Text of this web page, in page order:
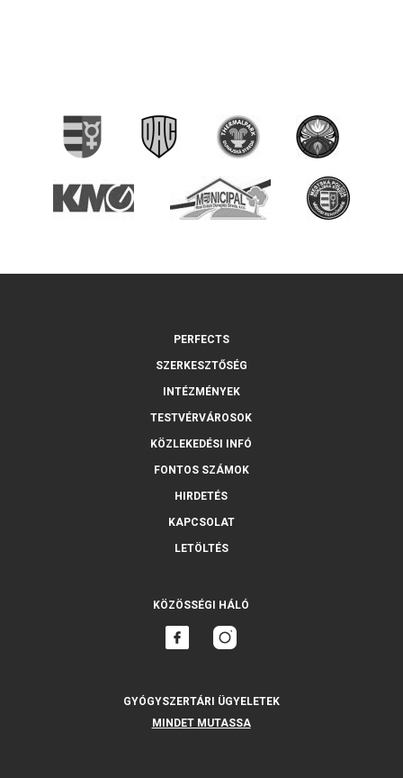
PERFECTS
SZERKESZTŐSÉG
INTÉZMÉNYEK
TESTVÉRVÁROSOK
KÖZLEKEDÉSI INFÓ
FONTOS SZÁMOK
HIRDETÉS
KAPCSOLAT
LETÖLTÉS
KÖZÖSSÉGI HÁLÓ
GYÓGYSZERTÁRI ÜGYELETEK
MINDET MUTASSA